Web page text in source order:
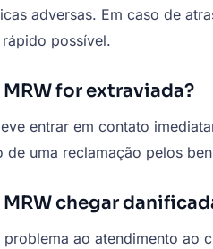
adversas. Em caso de
possível.
for extraviada?
entrar em contato
uma reclamação pelos
chegar
ao atendimento